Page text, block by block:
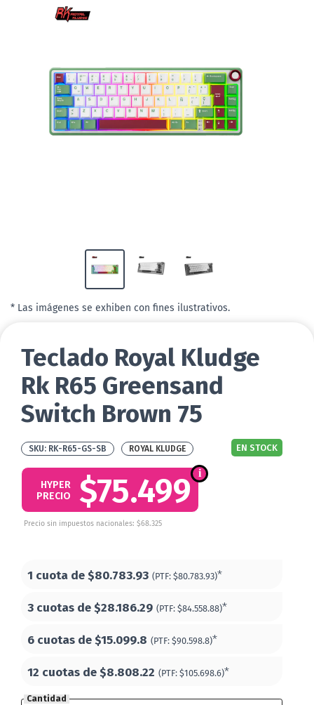
* Las imágenes se exhiben con fines ilustrativos.
Teclado Royal Kludge
Rk R65 Greensand
Switch Brown 75
RK-R65-GS-SB EN STOCK
ROYAL KLUDGE
$75.499
HYPER
PRECIO
Precio sin impuestos nacionales: $68.325
1 cuota de$80.783.93 (PTF: $80.783.93)*
3 cuotas de$28.186.29 (PTF: $84.558.88)*
6 cuotas de$15.099.8 (PTF: $90.598.8)*
12 cuotas de$8.808.22 (PTF: $105.698.6)*
Cantidad